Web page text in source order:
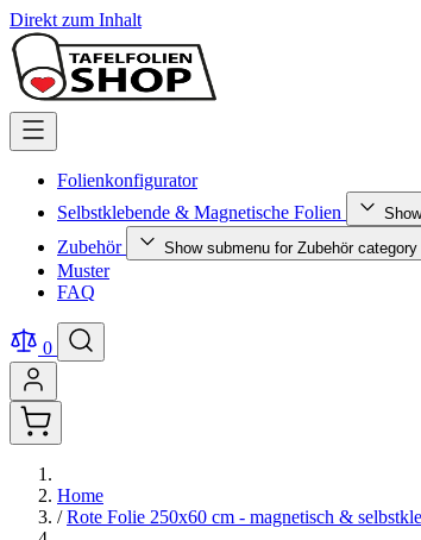
Direkt zum Inhalt
Folienkonfigurator
Selbstklebende & Magnetische Folien
Zubehör Show submenu for Zubehör category
Muster
FAQ
0
Home
/ Rote Folie 250x60 cm - magnetisch &